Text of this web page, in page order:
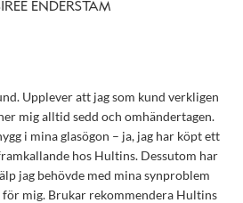
ENDERSTAM
Upplever att jag som kund verkligen
mig alltid sedd och omhändertagen.
i mina glasögon – ja, jag har köpt ett
hos Hultins. Dessutom har
jag behövde med mina synproblem
mig. Brukar rekommendera Hultins